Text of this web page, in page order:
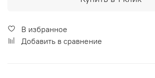
В избранное
Добавить в сравнение